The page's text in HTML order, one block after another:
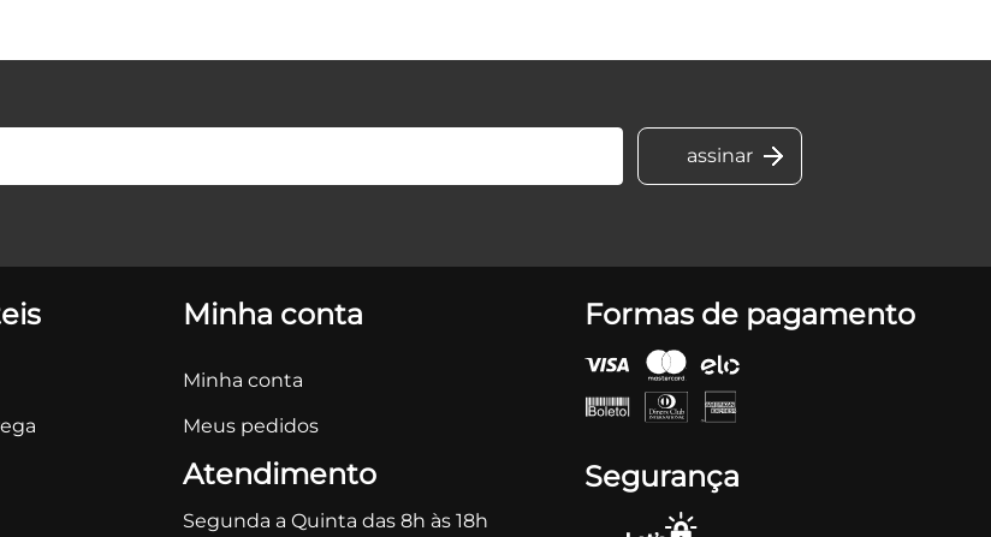
Minha conta
Minha conta
Meus pedidos
Atendimento
Segunda a Quinta das 8h às 18h
Formas de pagamento
Segurança